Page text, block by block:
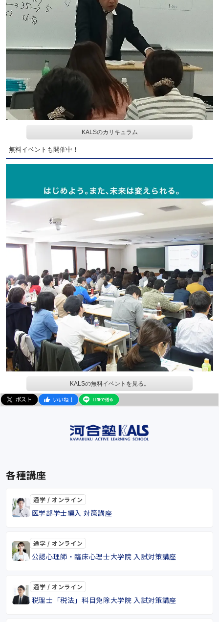
KALSのカリキュラム
無料イベントも開催中！
KALSの無料イベントを見る。
各種講座
通学 / オンライン
医学部学士編入 対策講座
通学 / オンライン
公認心理師・臨床心理士大学院 入試対策講座
通学 / オンライン
税理士「税法」科目免除大学院 入試対策講座